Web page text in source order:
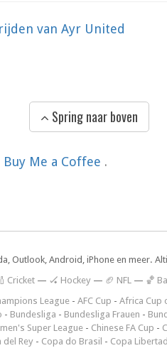
van Ayr United
Spring naar boven
Buy Me a Coffee .
Outlook, Android, iPhone en meer.
Cricket — 🏑 Hockey — 🏈 NFL — 🏀
League - AFC Cup - Africa Cup
- Bundesliga - Bundesliga Frauen -
Super League - Chinese FA Cup -
del Rey - Copa do Brasil - Copa